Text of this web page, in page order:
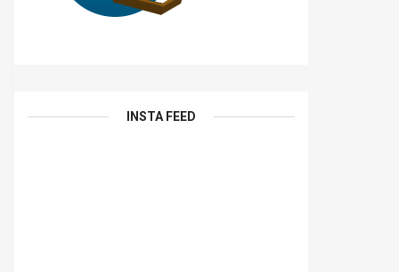
INSTA FEED